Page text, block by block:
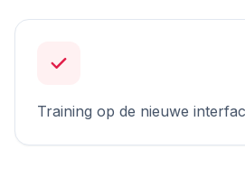
Training op de nieuwe